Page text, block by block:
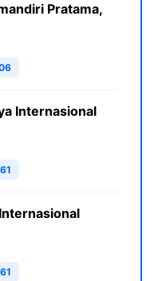
Pratama,
Internasional